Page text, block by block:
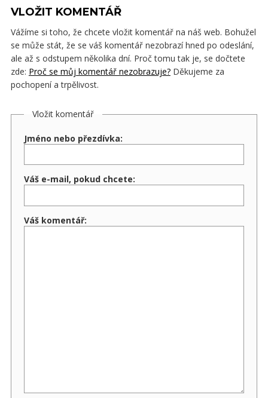
VLOŽIT KOMENTÁŘ
Vážíme si toho, že chcete vložit komentář na náš web. Bohužel
se může stát, že se váš komentář nezobrazí hned po odeslání,
ale až s odstupem několika dní. Proč tomu tak je, se dočtete
zde: Proč se můj komentář nezobrazuje?Děkujeme za
pochopení a trpělivost.
Vložit komentář
Jméno nebo přezdívka:
Váš e-mail, pokud chcete:
Váš komentář: